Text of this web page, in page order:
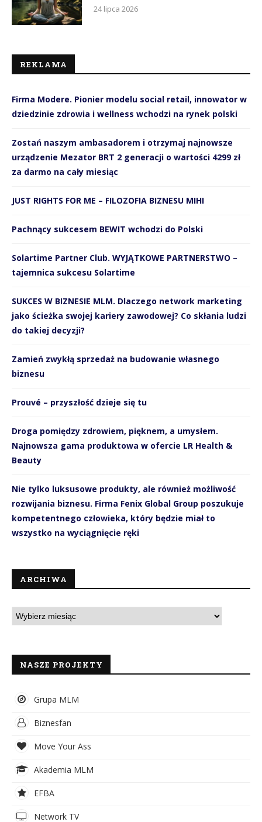
24 lipca 2026
REKLAMA
Firma Modere. Pionier modelu social retail, innowator w
dziedzinie zdrowia i wellness wchodzi na rynek polski
Zostań naszym ambasadorem i otrzymaj najnowsze
urządzenie Mezator BRT 2 generacji o wartości 4299 zł
za darmo na cały miesiąc
JUST RIGHTS FOR ME – FILOZOFIA BIZNESU MIHI
Pachnący sukcesem BEWIT wchodzi do Polski
Solartime Partner Club. WYJĄTKOWE PARTNERSTWO –
tajemnica sukcesu Solartime
SUKCES W BIZNESIE MLM. Dlaczego network marketing
jako ścieżka swojej kariery zawodowej? Co skłania ludzi
do takiej decyzji?
Zamień zwykłą sprzedaż na budowanie własnego
biznesu
Prouvé – przyszłość dzieje się tu
Droga pomiędzy zdrowiem, pięknem, a umysłem.
Najnowsza gama produktowa w ofercie LR Health &
Beauty
Nie tylko luksusowe produkty, ale również możliwość
rozwijania biznesu. Firma Fenix Global Group poszukuje
kompetentnego człowieka, który będzie miał to
wszystko na wyciągnięcie ręki
ARCHIWA
NASZE PROJEKTY
Grupa MLM
Biznesfan
Move Your Ass
Akademia MLM
EFBA
Network TV